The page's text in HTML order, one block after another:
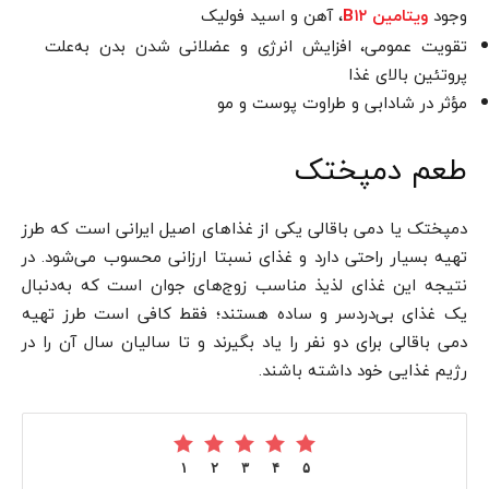
وجود ویتامین B۱۲
، آهن و اسید فولیک
تقویت عمومی، افزایش انرژی و عضلانی شدن بدن به‌علت
پروتئین بالای غذا
مؤثر در شادابی و طراوت پوست و مو
طعم دمپختک
دمپختک یا دمی باقالی یکی از غذاهای اصیل ایرانی است که طرز
تهیه بسیار راحتی دارد و غذای نسبتا ارزانی محسوب می‌شود. در
نتیجه این غذای لذیذ مناسب زوج‌های جوان است که به‌دنبال
یک غذای بی‌دردسر و ساده هستند؛ فقط کافی است طرز تهیه
دمی باقالی برای دو نفر را یاد بگیرند و تا سالیان سال آن را در
رژیم غذایی خود داشته باشند.
۵ ۴ ۳ ۲ ۱